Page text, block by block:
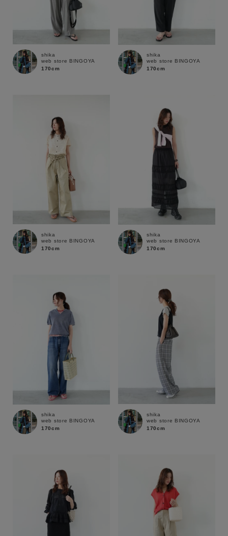
キーワード
KIDS
ブランド
shika
web store BINGOYA
170cm
shika
web store BINGOYA
170cm
shika
web store BINGOYA
170cm
shika
web store BINGOYA
170cm
shika
web store BINGOYA
170cm
shika
web store BINGOYA
170cm